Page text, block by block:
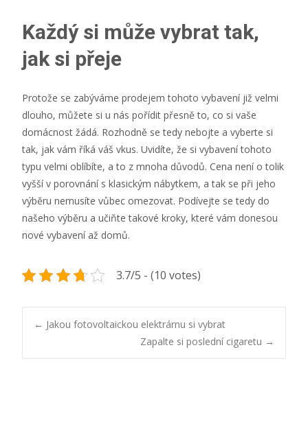
Každý si může vybrat tak,
jak si přeje
Protože se zabýváme prodejem tohoto vybavení již velmi
dlouho, můžete si u nás pořídit přesně to, co si vaše
domácnost žádá. Rozhodně se tedy nebojte a vyberte si
tak, jak vám říká váš vkus. Uvidíte, že si vybavení tohoto
typu velmi oblíbíte, a to z mnoha důvodů. Cena není o tolik
vyšší v porovnání s klasickým nábytkem, a tak se při jeho
výběru nemusíte vůbec omezovat. Podívejte se tedy do
našeho výběru a učiňte takové kroky, které vám donesou
nové vybavení až domů.
3.7/5 - (10 votes)
Post
← Jakou fotovoltaickou elektrárnu si vybrat
Zapalte si poslední cigaretu →